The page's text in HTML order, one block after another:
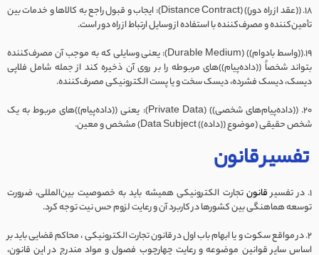
18. ((عقد از راه دور)) (Distance Contract): ایجاب و قبول راجع به کالاها و خدمات بین
تأمین‌کننده و مصرف‌کننده با استفاده از وسایل ارتباط از راه دور است.
19.((واسط بادوام)) (Durable Medium): یعنی وسایلی که به موجب آن مصرف‌کننده
بتواند شخصاً ((داده‌‌پیام))های مربوطه را بر روی آن ذخیره کند از جمله شامل فلاپی
دیسک، دیسک فشرده، دیسک سخت و یا پست الکترونیکی مصرف‌کننده.
20. ((داده‌پیام‌های شخصی)) (Private Data): یعنی ((داده‌پیام))های مربوط به یک
شخص حقیقی (موضوع ((داده)‌) Data Subject)‌ مشخص و معین.
تفسیر قانون
1. در تفسیر قانونتجارت الکترونیکی همیشه باید به خصوصیت بین‌المللی، ضرورت
توسعه هماهنگی بین کشورها در کاربرد آن و رعایت لزوم حس نیت توجه کرد.
2. در مواقع سکوت و یا ابهام باب اول در قانون تجارت الکترونیکی ، محاکم قضایی باید بر
اساس سایر قوانین موضوعه و رعایت چهارچوب فصول و مواد مندرج در این قانون،